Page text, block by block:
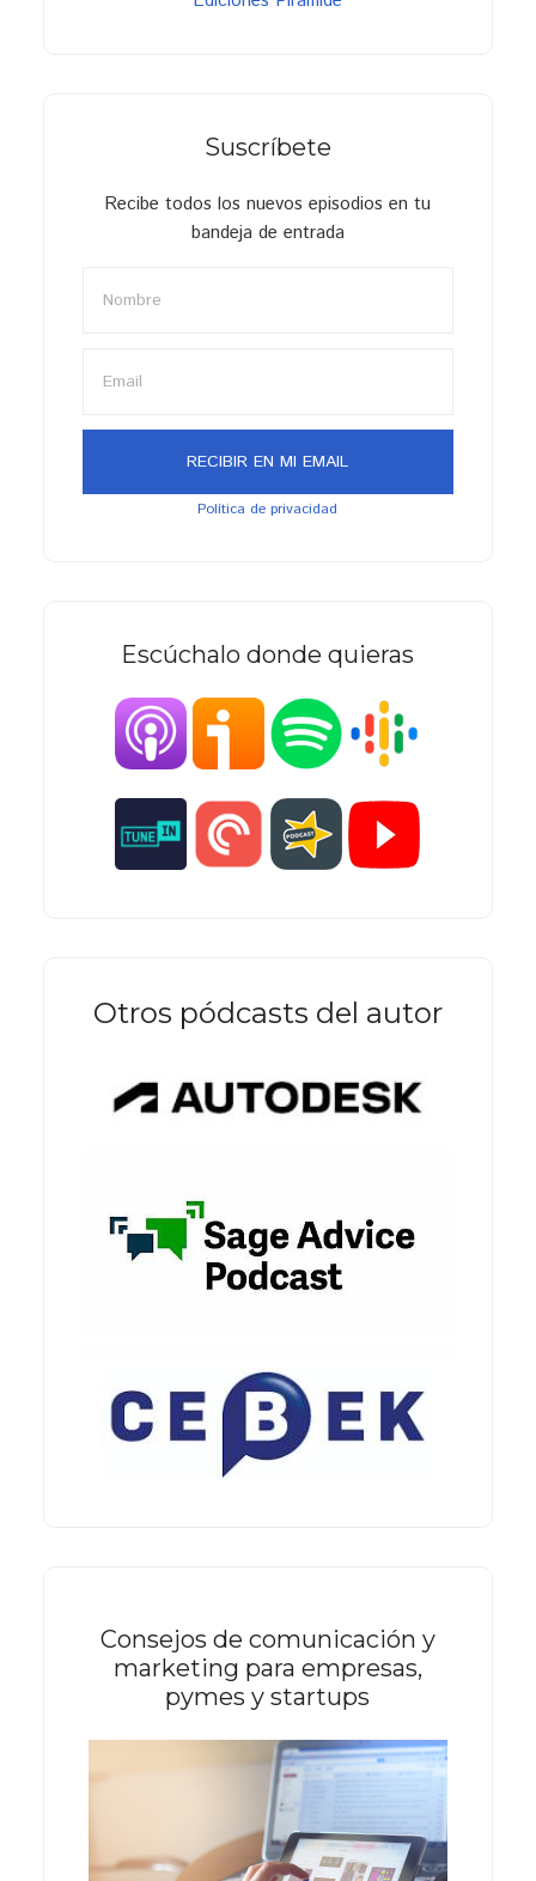
Suscríbete
Recibe todos los nuevos episodios en tu
bandeja de entrada
Política de privacidad
Escúchalo donde quieras
Otros pódcasts del autor
Consejos de comunicación y
marketing para empresas,
pymes y startups